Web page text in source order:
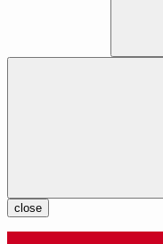
close